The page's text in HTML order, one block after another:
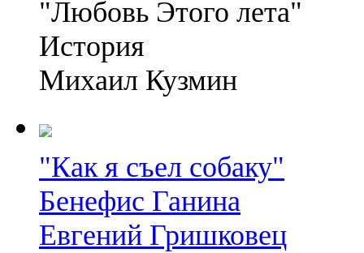
"Любовь Этого лета"
История
Михаил Кузмин
"Как я съел собаку"
Бенефис Ганина
Евгений Гришковец